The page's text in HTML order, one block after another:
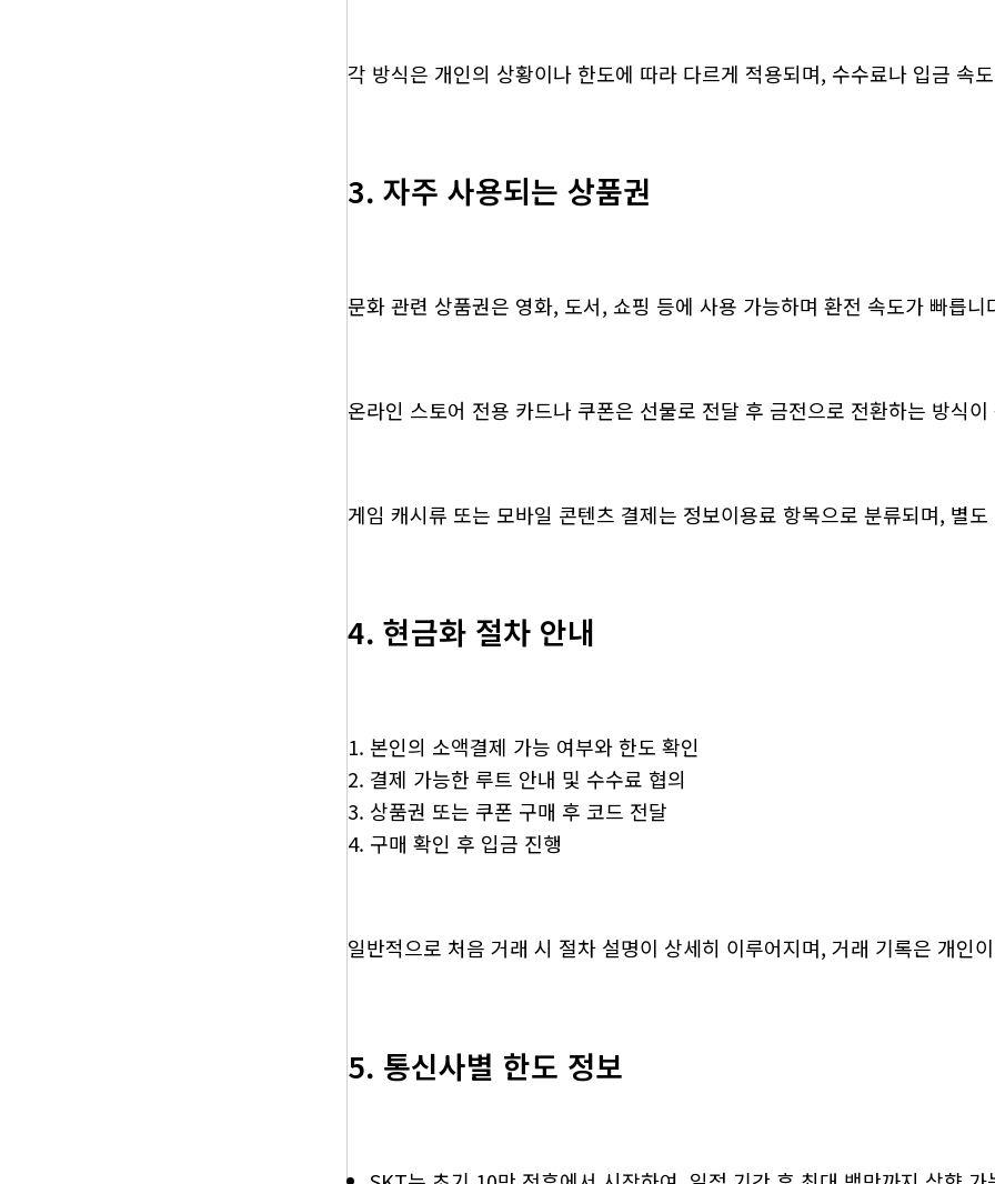
각 방식은 개인의 상황이나 한도에 따라 다르게 적용되며, 수수료나 입금 속
3. 자주 사용되는 상품권
문화 관련 상품권은 영화, 도서, 쇼핑 등에 사용 가능하며 환전 속도가 빠릅니
온라인 스토어 전용 카드나 쿠폰은 선물로 전달 후 금전으로 전환하는 방식이
게임 캐시류 또는 모바일 콘텐츠 결제는 정보이용료 항목으로 분류되며, 별
4. 현금화 절차 안내
본인의 소액결제 가능 여부와 한도 확인
결제 가능한 루트 안내 및 수수료 협의
상품권 또는 쿠폰 구매 후 코드 전달
구매 확인 후 입금 진행
일반적으로 처음 거래 시 절차 설명이 상세히 이루어지며, 거래 기록은 개인
5. 통신사별 한도 정보